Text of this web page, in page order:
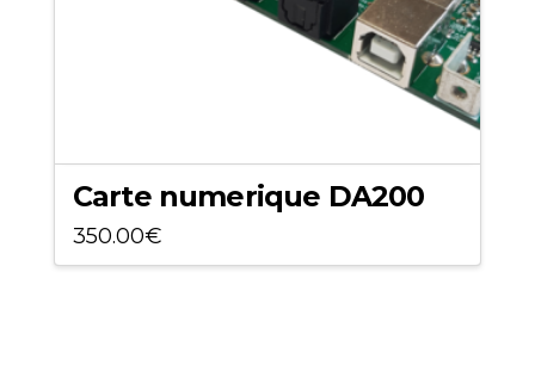
Carte numerique DA200
350.00€